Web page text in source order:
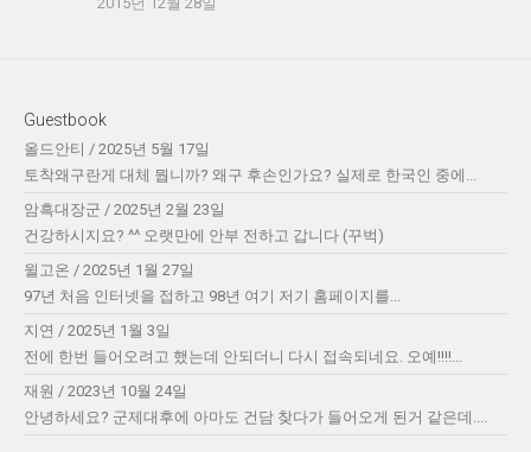
Guestbook
올드안티 / 2025년 5월 17일
토착왜구란게 대체 뭡니까? 왜구 후손인가요? 실제로 한국인 중에...
암흑대장군 / 2025년 2월 23일
건강하시지요? ^^ 오랫만에 안부 전하고 갑니다 (꾸벅)
윌고온 / 2025년 1월 27일
97년 처음 인터넷을 접하고 98년 여기 저기 홈페이지를...
지연 / 2025년 1월 3일
전에 한번 들어오려고 했는데 안되더니 다시 접속되네요. 오예!!!!...
재원 / 2023년 10월 24일
안녕하세요? 군제대후에 아마도 건담 찾다가 들어오게 된거 같은데....